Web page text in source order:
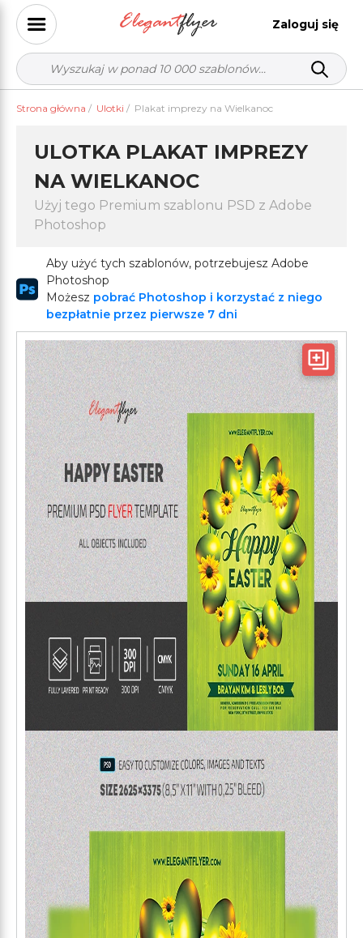
Zaloguj się
Strona główna / Ulotki / Plakat imprezy na Wielkanoc
ULOTKA PLAKAT IMPREZY
NA WIELKANOC
Użyj tego Premium szablonu PSD z Adobe
Photoshop
Aby użyć tych szablonów, potrzebujesz Adobe
Photoshop
Możesz pobrać Photoshop i korzystać z niego
bezpłatnie przez pierwsze 7 dni